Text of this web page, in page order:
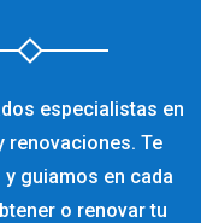
especialistas en
renovaciones. Te
guiamos en cada
o renovar tu